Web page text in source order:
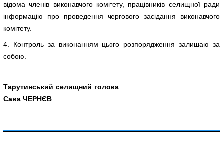
відома членів виконавчого комітету, працівників селищної ради
інформацію про проведення чергового засідання виконавчого
комітету.
4. Контроль за виконанням цього розпорядження залишаю за
собою.
Тарутинський селищний голова
Сава ЧЕРНЄВ